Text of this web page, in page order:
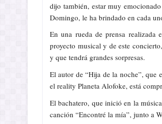
dijo también, estar muy
Domingo, le ha brindado en cada
En una rueda de prensa realizada
proyecto musical y de este
y que tendrá grandes sorpresas.
El autor de “Hija de la noche”, que
el reality Planeta Alofoke, está
El bachatero, que inició en la
canción “Encontré la mía”, junto a